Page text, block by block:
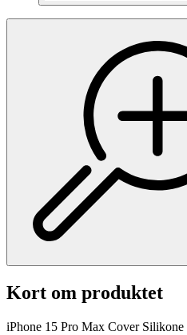
Kort om produktet
iPhone 15 Pro Max Cover Silikone